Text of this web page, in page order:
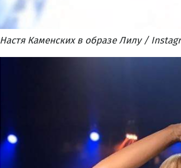
Настя Каменских в образе Лилу /